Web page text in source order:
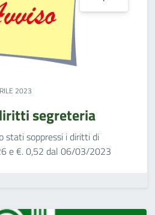
2023
segreteria
stati soppressi i diritti di
e €. 0,52 dal 06/03/2023